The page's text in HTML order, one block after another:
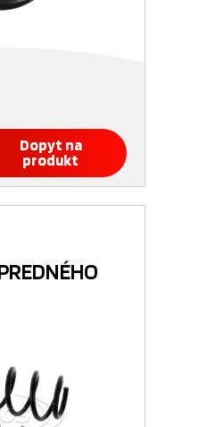
Dopyt na
produkt